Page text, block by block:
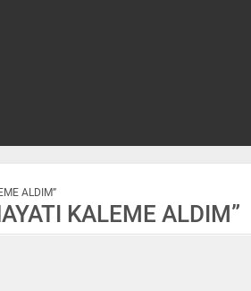
ALDIM”
KALEME ALDIM”